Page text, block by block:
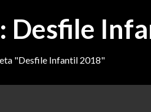
Desfile
"Desfile Infantil 2018"